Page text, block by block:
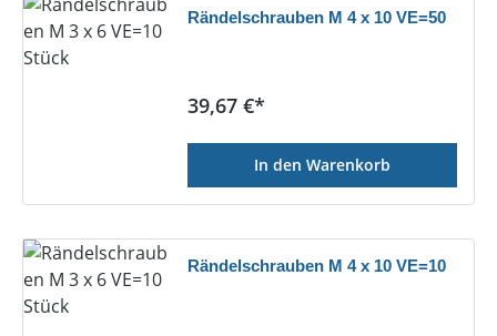
Rändelschrauben M 4 x 10 VE=50
Regulärer Preis:
39,67 €*
In den Warenkorb
Rändelschrauben M 4 x 10 VE=10